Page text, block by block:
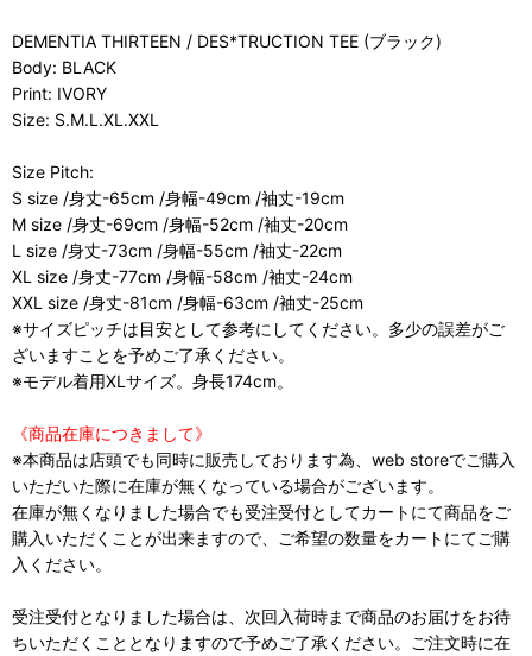
DEMENTIA THIRTEEN / DES*TRUCTION TEE (ブラック)
Body: BLACK
Print: IVORY
Size: S.M.L.XL.XXL
Size Pitch:
S size /身丈-65cm /身幅-49cm /袖丈-19cm
M size /身丈-69cm /身幅-52cm /袖丈-20cm
L size /身丈-73cm /身幅-55cm /袖丈-22cm
XL size /身丈-77cm /身幅-58cm /袖丈-24cm
XXL size /身丈-81cm /身幅-63cm /袖丈-25cm
※サイズピッチは目安として参考にしてください。多少の誤差がご
ざいますことを予めご了承ください。
※モデル着用XLサイズ。身長174cm。
《商品在庫につきまして》
※本商品は店頭でも同時に販売しております為、web storeでご購入
いただいた際に在庫が無くなっている場合がございます。
在庫が無くなりました場合でも受注受付としてカートにて商品をご
購入いただくことが出来ますので、ご希望の数量をカートにてご購
入ください。
受注受付となりました場合は、次回入荷時まで商品のお届けをお待
ちいただくこととなりますので予めご了承ください。ご注文時に在